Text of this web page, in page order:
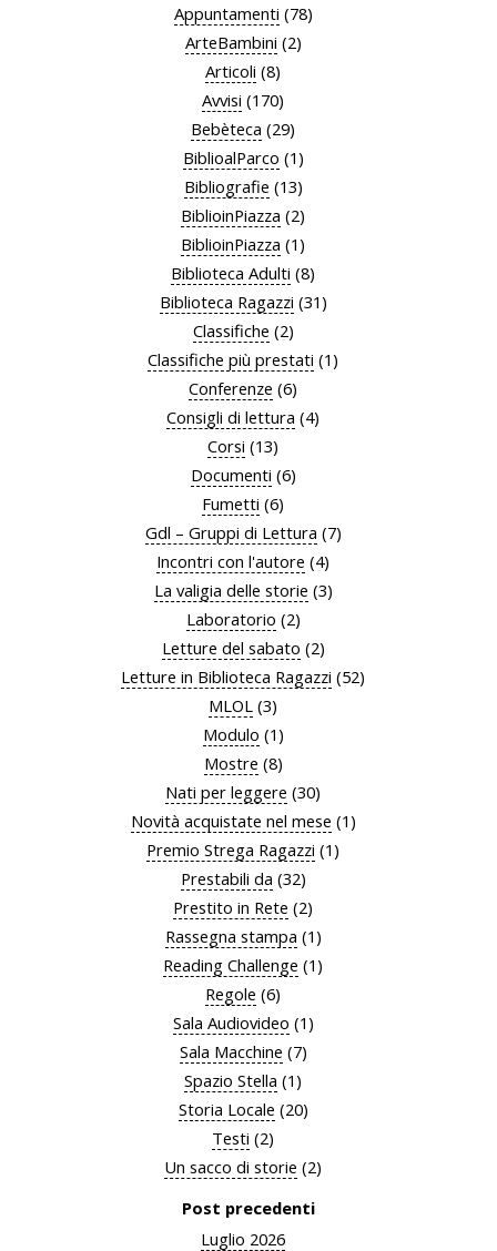
Appuntamenti (78)
ArteBambini (2)
Articoli (8)
Avvisi (170)
Bebèteca (29)
BiblioalParco (1)
Bibliografie (13)
BiblioinPiazza (2)
BiblioinPiazza (1)
Biblioteca Adulti (8)
Biblioteca Ragazzi (31)
Classifiche (2)
Classifiche più prestati (1)
Conferenze (6)
Consigli di lettura (4)
Corsi (13)
Documenti (6)
Fumetti (6)
Gdl – Gruppi di Lettura (7)
Incontri con l'autore (4)
La valigia delle storie (3)
Laboratorio (2)
Letture del sabato (2)
Letture in Biblioteca Ragazzi (52)
MLOL (3)
Modulo (1)
Mostre (8)
Nati per leggere (30)
Novità acquistate nel mese (1)
Premio Strega Ragazzi (1)
Prestabili da (32)
Prestito in Rete (2)
Rassegna stampa (1)
Reading Challenge (1)
Regole (6)
Sala Audiovideo (1)
Sala Macchine (7)
Spazio Stella (1)
Storia Locale (20)
Testi (2)
Un sacco di storie (2)
Post precedenti
Luglio 2026